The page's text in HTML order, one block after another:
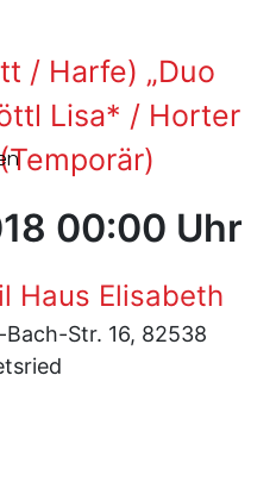
/ Harfe) „Duo
Lisa* / Horter
00:00 Uhr
Haus Elisabeth
Str. 16, 82538